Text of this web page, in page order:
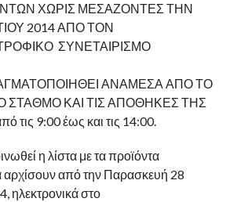
ΧΩΡΙΣ ΜΕΣΑΖΟΝΤΕΣ ΤΗΝ
2014 ΑΠΟ ΤΟΝ
ΣΥΝΕΤΑΙΡΙΣΜΟ
ΑΝΑΜΕΣΑ ΑΠΟ ΤΟ
ΣΤΑΘΜΟ ΚΑΙ ΤΙΣ ΑΠΟΘΗΚΕΣ ΤΗΣ
9:00 έως και τις 14:00.
η λίστα με τα προϊόντα
αρχίσουν από την Παρασκευή 28
ηλεκτρονικά στο